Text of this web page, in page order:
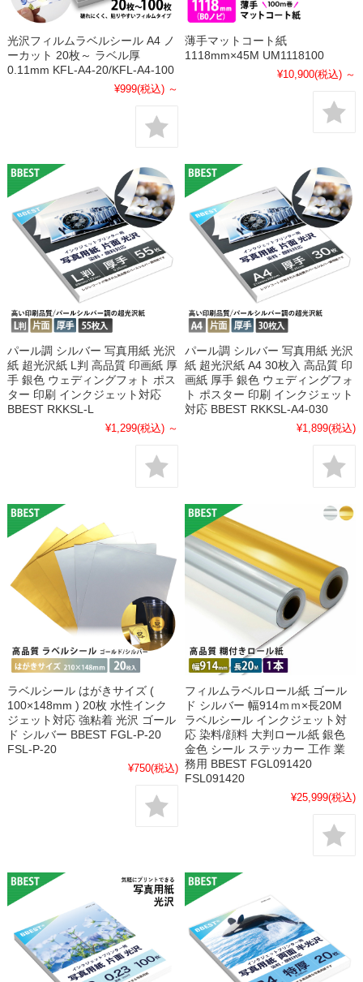
光沢フィルムラベルシール A4 ノ
ーカット 20枚～ ラベル厚
0.11mm KFL-A4-20/KFL-A4-100
¥999(税込) ～
薄手マットコート紙
1118mm×45M UM1118100
¥10,900(税込) ～
パール調 シルバー 写真用紙 光沢
紙 超光沢紙 L判 高品質 印画紙 厚
手 銀色 ウェディングフォト ポス
ター 印刷 インクジェット対応
BBEST RKKSL-L
¥1,299(税込) ～
パール調 シルバー 写真用紙 光沢
紙 超光沢紙 A4 30枚入 高品質 印
画紙 厚手 銀色 ウェディングフォ
ト ポスター 印刷 インクジェット
対応 BBEST RKKSL-A4-030
¥1,899(税込)
ラベルシール はがきサイズ (
100×148mm ) 20枚 水性インク
ジェット対応 強粘着 光沢 ゴール
ド シルバー BBEST FGL-P-20
FSL-P-20
¥750(税込)
フィルムラベルロール紙 ゴール
ド シルバー 幅914ｍｍ×長20M
ラベルシール インクジェット対
応 染料/顔料 大判ロール紙 銀色
金色 シール ステッカー 工作 業
務用 BBEST FGL091420
FSL091420
¥25,999(税込)